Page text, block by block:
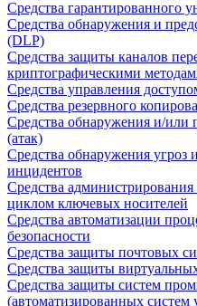
Средства гарантированного
Средства обнаружения и
(DLP)
Средства защиты каналов
криптографическими
Средства управления
Средства резервного
Средства обнаружения и/или
(атак)
Средства обнаружения угроз
инцидентов
Средства
циклом ключевых носителей
Средства автоматизации
безопасности
Средства защиты почтовых
Средства защиты
Средства защиты систем
(автоматизированных систем